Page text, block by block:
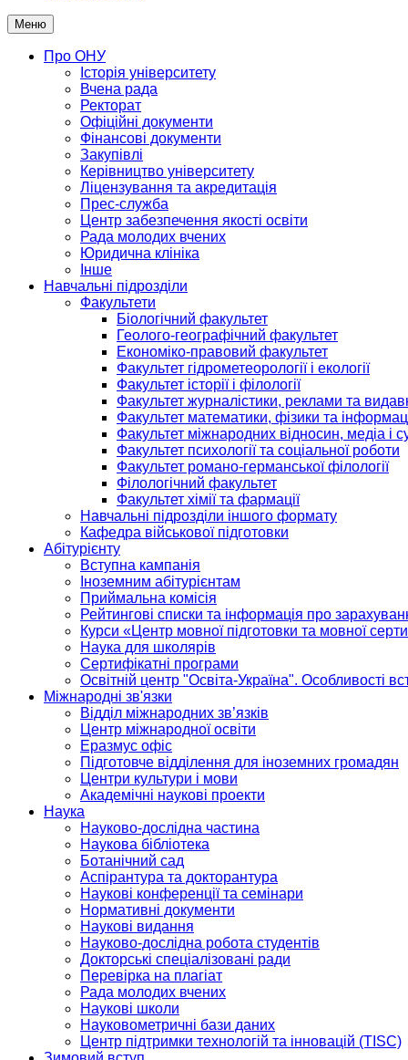
Меню
Про ОНУ
Історія університету
Вчена рада
Ректорат
Офіційні документи
Фінансові документи
Закупівлі
Керівництво університету
Ліцензування та акредитація
Прес-служба
Центр забезпечення якості освіти
Рада молодих вчених
Юридична клініка
Інше
Навчальні підрозділи
Факультети
Біологічний факультет
Геолого-географічний факультет
Економіко-правовий факультет
Факультет гідрометеорології і екології
Факультет історії і філології
Факультет журналістики, реклами та
Факультет математики, фізики та
Факультет міжнародних відносин, медіа і
Факультет психології та соціальної роботи
Факультет романо-германської філології
Філологічний факультет
Факультет хімії та фармації
Навчальні підрозділи іншого формату
Кафедра військової підготовки
Абітурієнту
Вступна кампанія
Іноземним абітурієнтам
Приймальна комісія
Рейтингові списки та інформація про
Курси «Центр мовної підготовки та мовної
Наука для школярів
Сертифікатні програми
Освітній центр "Освіта-Україна". Особливості
Міжнародні зв'язки
Відділ міжнародних зв’язків
Центр міжнародної освіти
Еразмус офіс
Підготовче відділення для іноземних громадян
Центри культури і мови
Академічні наукові проекти
Наука
Науково-дослідна частина
Наукова бібліотека
Ботанічний сад
Аспірантура та докторантура
Наукові конференції та семінари
Нормативні документи
Наукові видання
Науково-дослідна робота студентів
Докторські спеціалізовані ради
Перевірка на плагіат
Рада молодих вчених
Наукові школи
Науковометричні бази даних
Центр підтримки технологій та інновацій (TISC)